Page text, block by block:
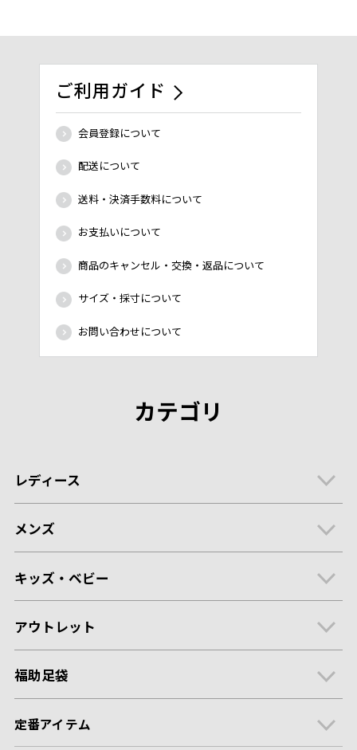
ご利用ガイド
会員登録について
配送について
送料・決済手数料について
お支払いについて
商品のキャンセル・交換・返品について
サイズ・採寸について
お問い合わせについて
カテゴリ
レディース
メンズ
キッズ・ベビー
アウトレット
福助足袋
定番アイテム